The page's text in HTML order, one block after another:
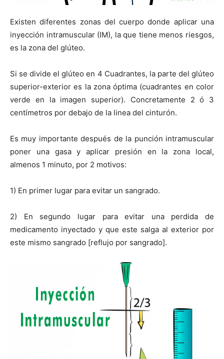
Existen diferentes zonas del cuerpo donde aplicar una
inyección intramuscular (IM), la que tiene menos riesgos,
es la zona del glúteo.
Si se divide el glúteo en 4 Cuadrantes, la parte del glúteo
superior-exterior es la zona óptima (cuadrantes en color
verde en la imagen superior). Concretamente 2 ó 3
centímetros por debajo de la linea del cinturón.
Es muy importante después de la punción intramuscular
poner una gasa y aplicar presión en la zona local,
almenos 1 minuto, por 2 motivos:
1) En primer lugar para evitar un sangrado.
2) En segundo lugar para evitar una perdida de
medicamento inyectado y que este salga al exterior por
este mismo sangrado [reflujo por sangrado].